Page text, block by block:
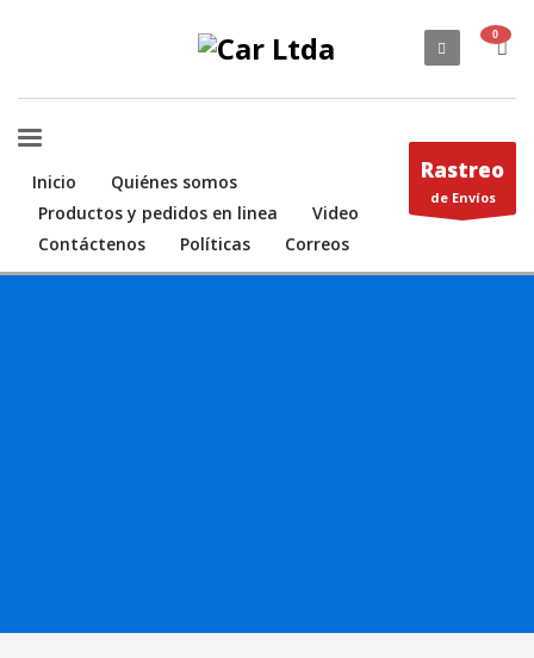
Inicio
Quiénes somos
Productos y pedidos en linea
Video
Contáctenos
Políticas Correos
Rastreo
de Envíos